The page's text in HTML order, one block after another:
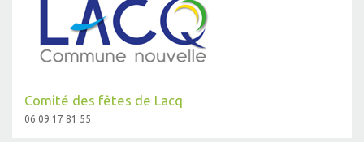
Comité des fêtes de Lacq
06 09 17 81 55